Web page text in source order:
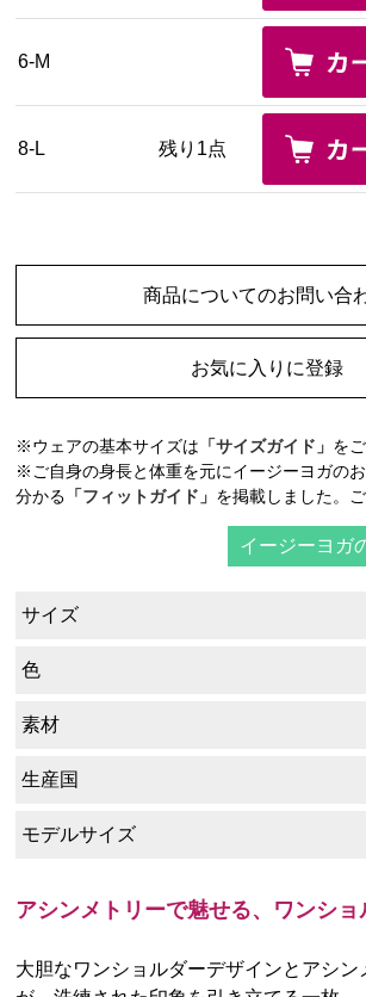
6-M
8-L 残り1点
商品についてのお問い合
お気に入りに登録
※ウェアの基本サイズは 「サイズガイド」 を
※ご自身の身長と体重を元にイージーヨガの
分かる 「フィットガイド」 を掲載しました。
イージーヨガ
サイズ
色
素材
生産国
モデルサイズ
アシンメトリーで魅せる、ワンシ
大胆なワンショルダーデザインとアシン